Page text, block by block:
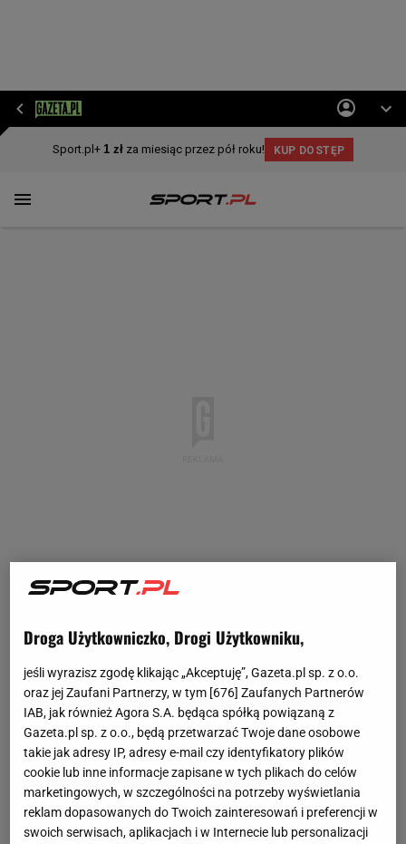
Droga Użytkowniczko, Drogi Użytkowniku,
jeśli wyrazisz zgodę klikając „Akceptuję”, Gazeta.pl sp. z o.o.
oraz jej Zaufani Partnerzy, w tym [676] Zaufanych Partnerów
IAB, jak również Agora S.A. będąca spółką powiązaną z
Gazeta.pl sp. z o.o., będą przetwarzać Twoje dane osobowe
takie jak adresy IP, adresy e-mail czy identyfikatory plików
cookie lub inne informacje zapisane w tych plikach do celów
marketingowych, w szczególności na potrzeby wyświetlania
reklam dopasowanych do Twoich zainteresowań i preferencji w
swoich serwisach, aplikacjach i w Internecie lub personalizacji